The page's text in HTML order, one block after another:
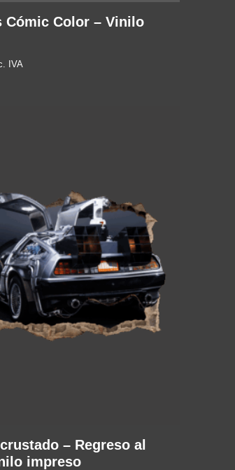
Cómic Color – Vinilo
IVA
– Regreso al
impreso